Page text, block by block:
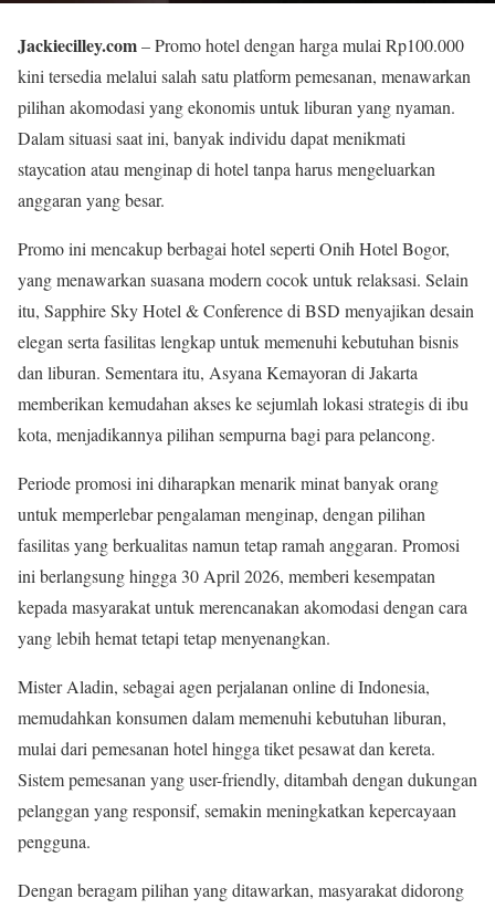
Jackiecilley.com– Promo hotel dengan harga mulai Rp100.000
kini tersedia melalui salah satu platform pemesanan, menawarkan
pilihan akomodasi yang ekonomis untuk liburan yang nyaman.
Dalam situasi saat ini, banyak individu dapat menikmati
staycation atau menginap di hotel tanpa harus mengeluarkan
anggaran yang besar.
Promo ini mencakup berbagai hotel seperti Onih Hotel Bogor,
yang menawarkan suasana modern cocok untuk relaksasi. Selain
itu, Sapphire Sky Hotel & Conference di BSD menyajikan desain
elegan serta fasilitas lengkap untuk memenuhi kebutuhan bisnis
dan liburan. Sementara itu, Asyana Kemayoran di Jakarta
memberikan kemudahan akses ke sejumlah lokasi strategis di ibu
kota, menjadikannya pilihan sempurna bagi para pelancong.
Periode promosi ini diharapkan menarik minat banyak orang
untuk memperlebar pengalaman menginap, dengan pilihan
fasilitas yang berkualitas namun tetap ramah anggaran. Promosi
ini berlangsung hingga 30 April 2026, memberi kesempatan
kepada masyarakat untuk merencanakan akomodasi dengan cara
yang lebih hemat tetapi tetap menyenangkan.
Mister Aladin, sebagai agen perjalanan online di Indonesia,
memudahkan konsumen dalam memenuhi kebutuhan liburan,
mulai dari pemesanan hotel hingga tiket pesawat dan kereta.
Sistem pemesanan yang user-friendly, ditambah dengan dukungan
pelanggan yang responsif, semakin meningkatkan kepercayaan
pengguna.
Dengan beragam pilihan yang ditawarkan, masyarakat didorong